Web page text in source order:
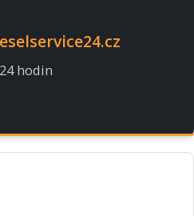
hodin